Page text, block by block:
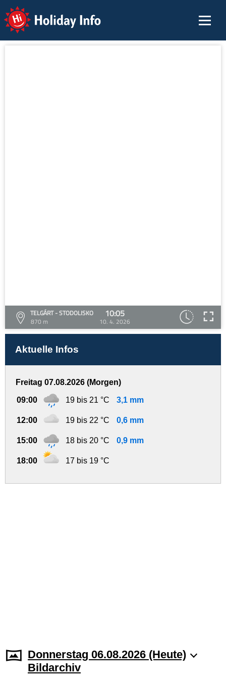
Holiday Info
TELGÁRT - STODOLISKO
870 m
10:05
10. 4. 2026
Aktuelle Infos
Freitag 07.08.2026 (Morgen)
09:00 19 bis 21 °C 3,1 mm
12:00 19 bis 22 °C 0,6 mm
15:00 18 bis 20 °C 0,9 mm
18:00 17 bis 19 °C
Donnerstag 06.08.2026 (Heute)
Bildarchiv